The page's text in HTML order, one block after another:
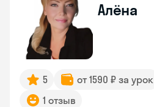
Алёна
5 от 1590 ₽ за урок
1 отзыв